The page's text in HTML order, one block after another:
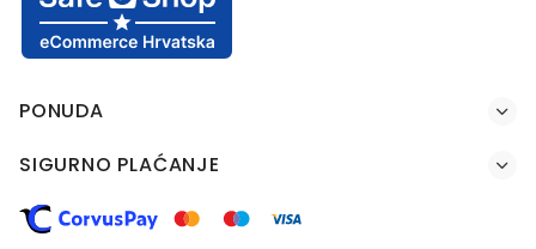
PONUDA
SIGURNO PLAĆANJE